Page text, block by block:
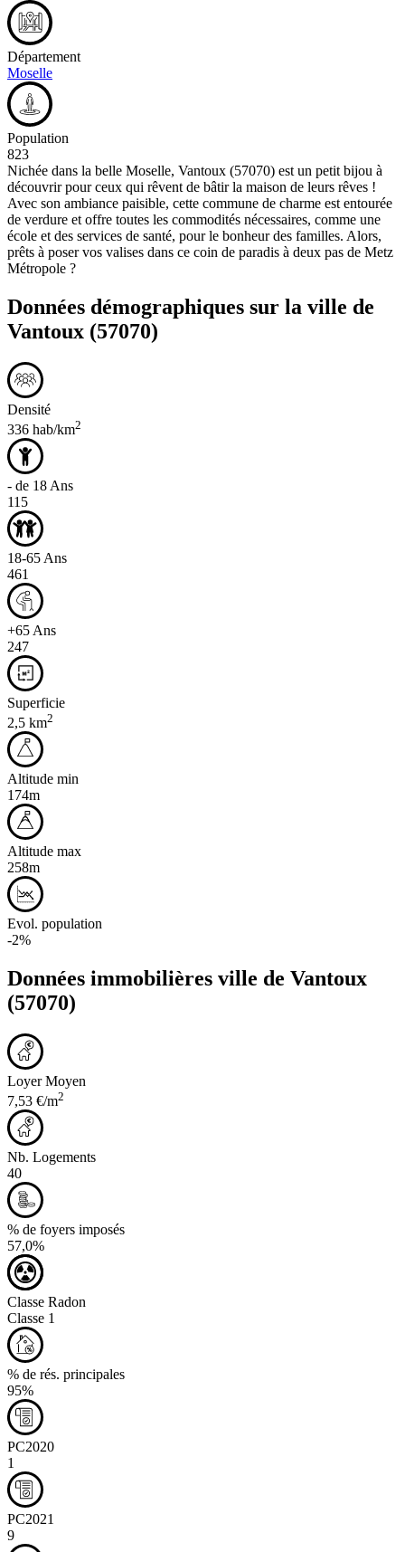
Département
Moselle
Population
823
Nichée dans la belle Moselle, Vantoux (57070) est un petit bijou à
découvrir pour ceux qui rêvent de bâtir la maison de leurs rêves !
Avec son ambiance paisible, cette commune de charme est entourée
de verdure et offre toutes les commodités nécessaires, comme une
école et des services de santé, pour le bonheur des familles. Alors,
prêts à poser vos valises dans ce coin de paradis à deux pas de Metz
Métropole ?
Données démographiques sur la ville de
Vantoux (57070)
Densité
336 hab/km2
- de 18 Ans
115
18-65 Ans
461
+65 Ans
247
Superficie
2,5 km2
Altitude min
174m
Altitude max
258m
Evol. population
-2%
Données immobilières ville de Vantoux
(57070)
Loyer Moyen
7,53 €/m2
Nb. Logements
40
% de foyers imposés
57,0%
Classe Radon
Classe 1
% de rés. principales
95%
PC2020
1
PC2021
9